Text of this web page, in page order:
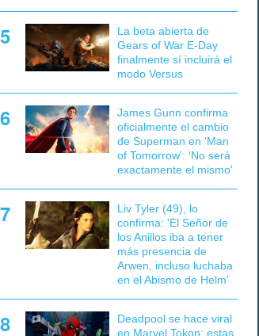
La beta abierta de
Gears of War E-Day
finalmente sí incluirá el
modo Versus
James Gunn confirma
oficialmente el cambio
de Superman en 'Man
of Tomorrow': 'No será
exactamente el mismo'
Liv Tyler (49), lo
confirma: 'El Señor de
los Anillos iba a tener
más presencia de
Arwen, incluso luchaba
en el Abismo de Helm'
Deadpool se hace viral
en Marvel Tokon: estas